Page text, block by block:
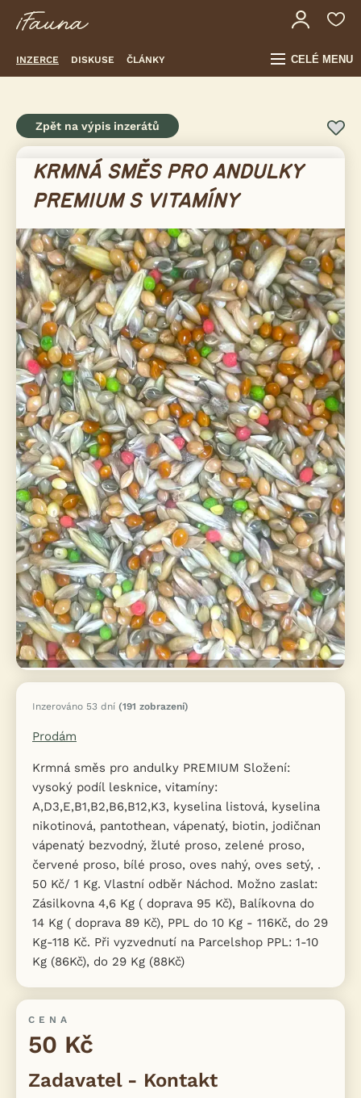
INZERCE DISKUSE ČLÁNKY CELÉ MENU
Zpět na výpis inzerátů
Inzerováno 53 dní (191 zobrazení)
Prodám
Krmná směs pro andulky PREMIUM Složení:
vysoký podíl lesknice, vitamíny:
A,D3,E,B1,B2,B6,B12,K3, kyselina listová, kyselina
nikotinová, pantothean, vápenatý, biotin, jodičnan
vápenatý bezvodný, žluté proso, zelené proso,
červené proso, bílé proso, oves nahý, oves setý, .
50 Kč/ 1 Kg. Vlastní odběr Náchod. Možno zaslat:
Zásilkovna 4,6 Kg ( doprava 95 Kč), Balíkovna do
14 Kg ( doprava 89 Kč), PPL do 10 Kg - 116Kč, do 29
Kg-118 Kč. Při vyzvednutí na Parcelshop PPL: 1-10
Kg (86Kč), do 29 Kg (88Kč)
CENA
50 Kč
Zadavatel - Kontakt
KRMNÁ SMĚS PRO ANDULKY
PREMIUM S VITAMÍNY